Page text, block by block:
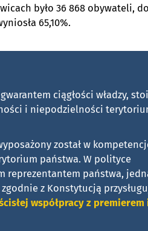
było 36 868 obywateli,
65,10%.
ciągłości władzy,
i niepodzielności
został w
państwa. W polityce
reprezentantem państwa,
z Konstytucją
współpracy z premierem